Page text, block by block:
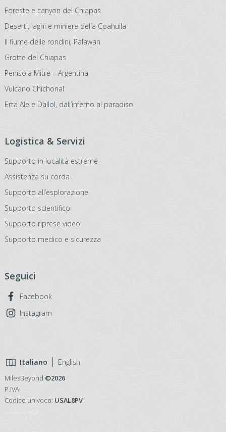
Foreste e canyon del Chiapas
Deserti, laghi e miniere della Coahuila
Il fiume delle rondini, Palawan
Grotte del Chiapas
Penisola Mitre – Argentina
Vulcano Chichonal
Erta Ale e Dallol, dall’inferno al paradiso
Logistica & Servizi
Supporto in località estreme
Assistenza su corda
Supporto all’esplorazione
Supporto scientifico
Supporto riprese video
Supporto medico e sicurezza
Seguici
Facebook
Instagram
Italiano English
MilesBeyond ©2026
P.IVA:
Codice univoco: USAL8PV